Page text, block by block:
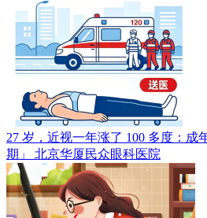
27 岁，近视一年涨了 100 多度：成
期」 北京华厦民众眼科医院